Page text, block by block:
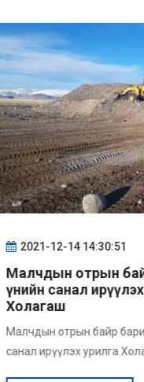
2021-12-14 14:30:51
Малчдын отрын
үнийн санал
Холагаш
Малчдын отрын байр
санал ирүүлэх урилга